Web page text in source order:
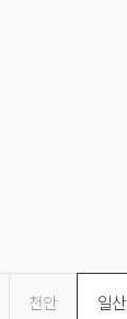
천안 일산